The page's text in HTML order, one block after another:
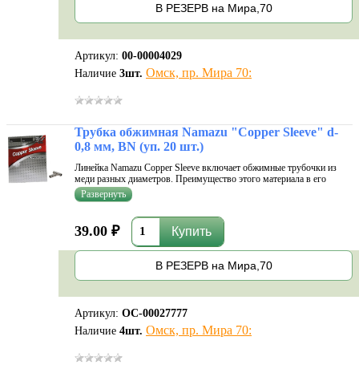
В РЕЗЕРВ на Мира,70
Артикул: 00-00004029
Наличие 3шт. Омск, пр. Мира 70:
Трубка обжимная Namazu "Copper Sleeve" d-
0,8 мм, BN (уп. 20 шт.)
Линейка Namazu Copper Sleeve включает обжимные трубочки из
меди разных диаметров. Преимущество этого материала в его
мягкости. Он хорошо поддается обработке, что исключает заусенцы
и неровности. Следовательно, такие трубочки не повреждают леску,
39.00 ₽
В РЕЗЕРВ на Мира,70
Артикул: ОС-00027777
Наличие 4шт. Омск, пр. Мира 70: